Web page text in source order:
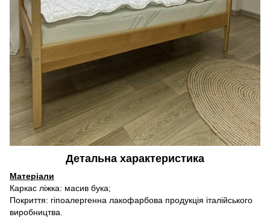
Детальна характеристика
Матеріали
Каркас ліжка: масив бука;
Покриття: гіпоалергенна лакофарбова продукція італійського
виробництва.